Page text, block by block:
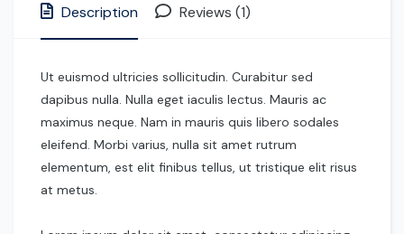
Description Reviews (1)
Ut euismod ultricies sollicitudin. Curabitur sed
dapibus nulla. Nulla eget iaculis lectus. Mauris ac
maximus neque. Nam in mauris quis libero sodales
eleifend. Morbi varius, nulla sit amet rutrum
elementum, est elit finibus tellus, ut tristique elit risus
at metus.